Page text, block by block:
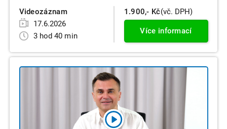
Videozáznam
17.6.2026
3 hod 40 min
1.900,- Kč(vč. DPH)
Více informací